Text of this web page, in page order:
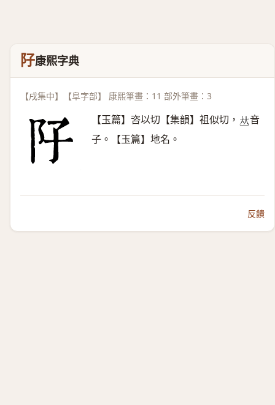
䦻康熙字典
【戌集中】【阜字部】 康熙筆畫：11 部外筆畫：3
【玉篇】咨以切【集韻】祖似切， 𠀤音
子。【玉篇】地名。
反饋